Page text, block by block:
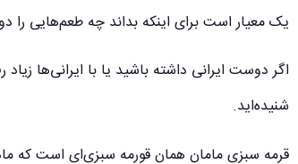
یک معیار است برای اینکه بداند چه طعم‌هایی را
اگر دوست ایرانی داشته باشید یا با ایرانی‌ها
شنیده‌اید.
قرمه سبزی مامان همان قورمه سبزی‌ای است که